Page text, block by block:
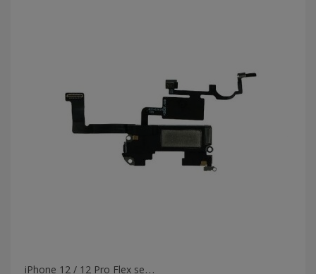
i
Phone 12 / 12 Pro Flex sensor proximidade + altifalante